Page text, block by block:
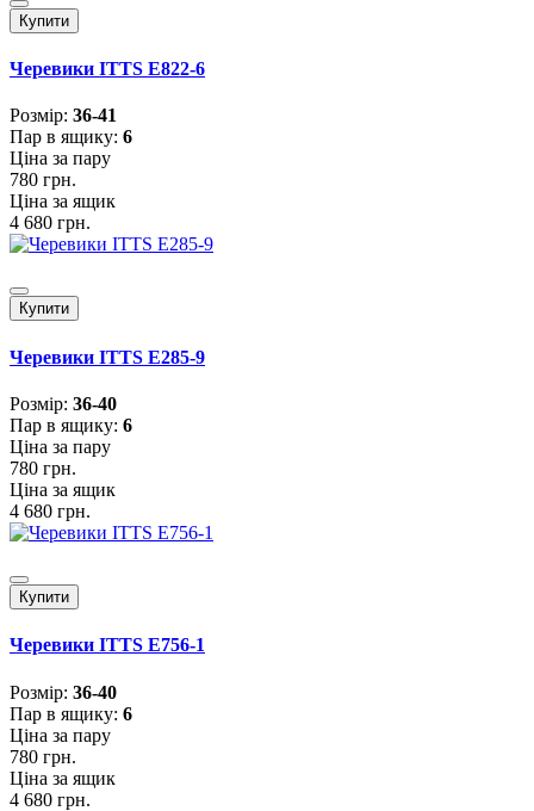
Купити
Черевики ITTS E822-6
Розмiр: 36-41
Пар в ящику: 6
Ціна за пару
780 грн.
Ціна за ящик
4 680 грн.
Купити
Черевики ITTS E285-9
Розмiр: 36-40
Пар в ящику: 6
Ціна за пару
780 грн.
Ціна за ящик
4 680 грн.
Купити
Черевики ITTS E756-1
Розмiр: 36-40
Пар в ящику: 6
Ціна за пару
780 грн.
Ціна за ящик
4 680 грн.